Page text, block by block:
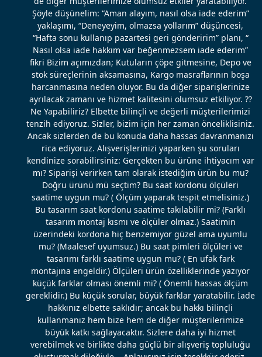
Şöyle düşünelim: “Aman alayım, nasıl olsa iade ederim”
yaklaşımı, “Deneyeyim, olmazsa yollarım” düşüncesi,
“Hafta sonu kullanıp pazartesi geri gönderirim” planı, “
Nasıl olsa iade hakkım var beğenmezsem iade ederim”
fikri Bizim açımızdan; Kutuların çöpe gitmesine, Depo ve
stok süreçlerinin aksamasına, Kargo masraflarının boşa
harcanmasına neden oluyor. Bu da diğer siparişlerinize
ayrılacak zamanı ve hizmet kalitesini olumsuz etkiliyor. ??
Ne Yapabiliriz? Elbette bilinçli ve değerli müşterilerimizi
tenzih ediyoruz. Sizler, bizim için her zaman önceliklisiniz.
Ancak sizlerden de bu konuda daha hassas davranmanızı
rica ediyoruz. Alışverişlerinizi yaparken şu soruları
kendinize sorabilirsiniz: Gerçekten bu ürüne ihtiyacım var
mı? Siparişi verirken tam olarak istediğim ürün bu mu?
Doğru ürünü mü seçtim? Bu saat kordonu ölçüleri
saatime uygun mu? ( Ölçüm yaparak tespit etmelisiniz.)
Bu tasarım saat kordonu saatime takılabilir mi? (Farklı
tasarım montaj kısmı ve ölçüler olmaz.) Saatimin
üzerindeki kordona hiç benzemiyor güzel ama uyumlu
mu? (Maalesef uyumsuz.) Bu saat pimleri ölçüleri ve
tasarımı farklı saatime uygun mu? ( En ufak fark
montajına engeldir.) Ölçüleri ürün özelliklerinde yazıyor
küçük farklar olması önemli mi? ( Önemli hassas ölçüm
gereklidir.) Bu küçük sorular, büyük farklar yaratabilir. İade
hakkınız elbette saklıdır; ancak bu hakkı bilinçli
kullanmanız hem bize hem de diğer müşterilerimize
büyük katkı sağlayacaktır. Sizlere daha iyi hizmet
verebilmek ve birlikte daha güçlü bir alışveriş topluluğu